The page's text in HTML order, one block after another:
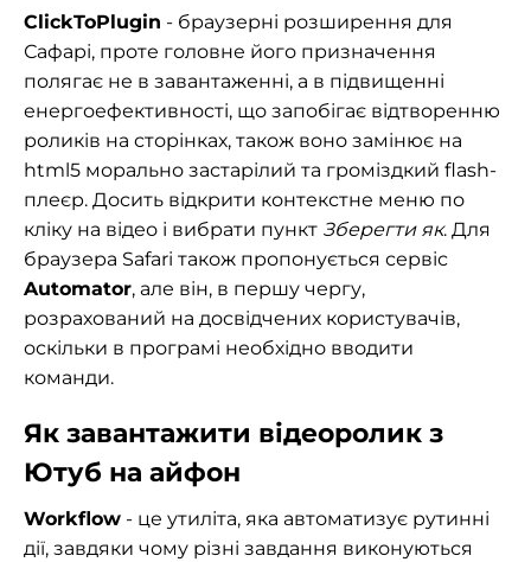
ClickToPlugin - браузерні розширення для
Сафарі, проте головне його призначення
полягає не в завантаженні, а в підвищенні
енергоефективності, що запобігає відтворенню
роликів на сторінках, також воно замінює на
html5 морально застарілий та громіздкий flash-
плеєр. Досить відкрити контекстне меню по
кліку на відео і вибрати пункт Зберегти як. Для
браузера Safari також пропонується сервіс
Automator, але він, в першу чергу,
розрахований на досвідчених користувачів,
оскільки в програмі необхідно вводити
команди.
Як завантажити відеоролик з
Ютуб на айфон
Workflow - це утиліта, яка автоматизує рутинні
дії, завдяки чому різні завдання виконуються